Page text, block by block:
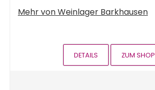
Mehr vonWeinlager Barkhausen
DETAILS ZUM SHOP